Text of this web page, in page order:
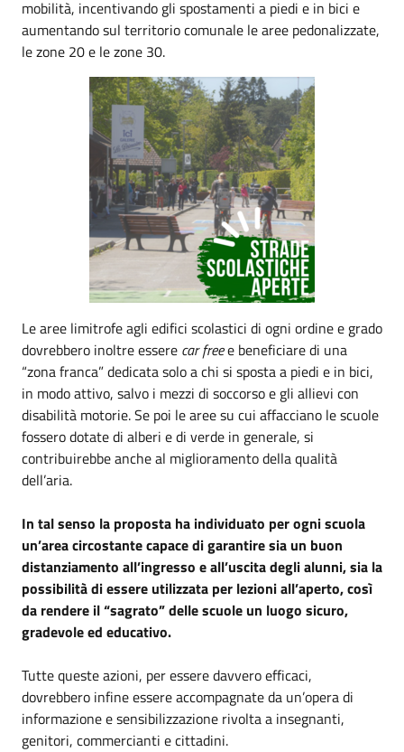
mobilità, incentivando gli spostamenti a piedi e in bici e
aumentando sul territorio comunale le aree pedonalizzate,
le zone 20 e le zone 30.
Le aree limitrofe agli edifici scolastici di ogni ordine e grado
dovrebbero inoltre essere car freee beneficiare di una
“zona franca” dedicata solo a chi si sposta a piedi e in bici,
in modo attivo, salvo i mezzi di soccorso e gli allievi con
disabilità motorie. Se poi le aree su cui affacciano le scuole
fossero dotate di alberi e di verde in generale, si
contribuirebbe anche al miglioramento della qualità
dell’aria.
In tal senso la proposta ha individuato per ogni scuola
un’area circostante capace di garantire sia un buon
distanziamento all’ingresso e all’uscita degli alunni, sia la
possibilità di essere utilizzata per lezioni all’aperto, così
da rendere il “sagrato” delle scuole un luogo sicuro,
gradevole ed educativo.
Tutte queste azioni, per essere davvero efficaci,
dovrebbero infine essere accompagnate da un’opera di
informazione e sensibilizzazione rivolta a insegnanti,
genitori, commercianti e cittadini.